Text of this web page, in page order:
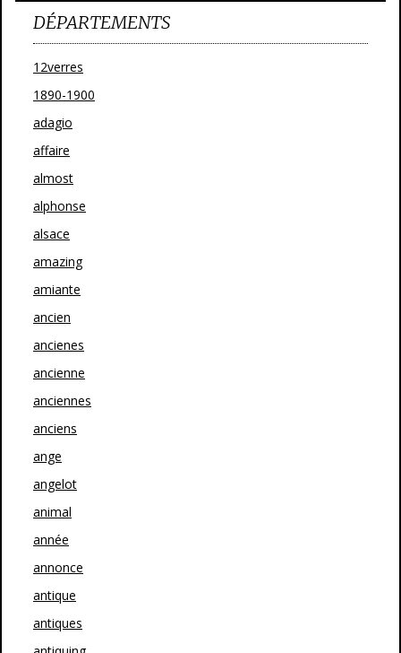
DÉPARTEMENTS
12verres
1890-1900
adagio
affaire
almost
alphonse
alsace
amazing
amiante
ancien
ancienes
ancienne
anciennes
anciens
ange
angelot
animal
année
annonce
antique
antiques